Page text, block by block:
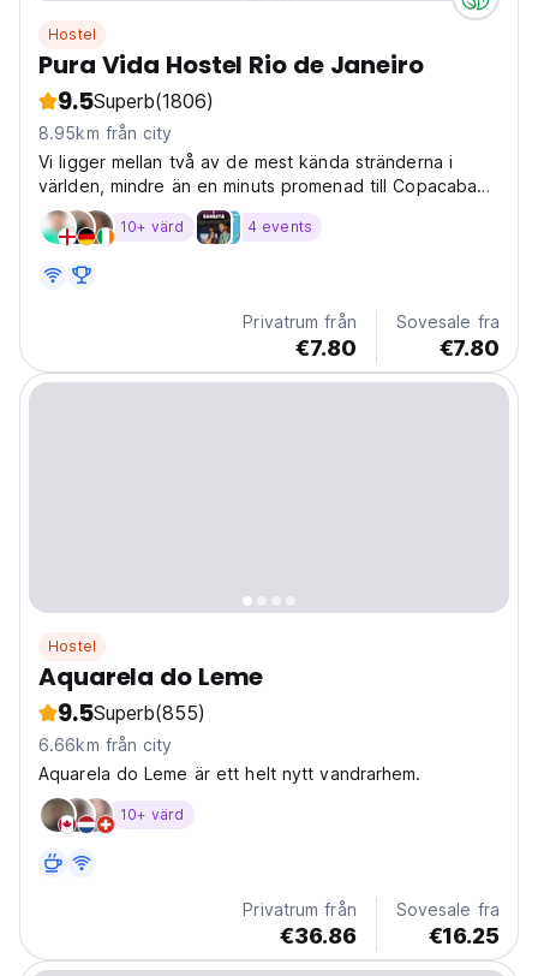
Hostel
Pura Vida Hostel Rio de Janeiro
9.5Superb(1806)
8.95km från city
Vi ligger mellan två av de mest kända stränderna i
världen, mindre än en minuts promenad till Copacabana
och en tio minuters promenad till Ipanema. Njut av
cidade maravilhosa med oss!
10+ värd 4 events
Privatrum från
€7.80
Sovesale fra
€7.80
Hostel
Aquarela do Leme
9.5Superb(855)
6.66km från city
Aquarela do Leme är ett helt nytt vandrarhem.
10+ värd
Privatrum från
€36.86
Sovesale fra
€16.25